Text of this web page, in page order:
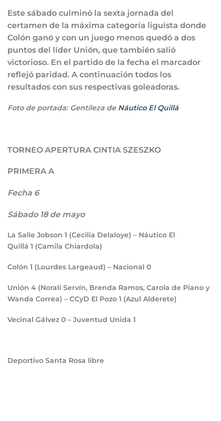
Este sábado culminó la sexta jornada del
certamen de la máxima categoría liguista donde
Colón ganó y con un juego menos quedó a dos
puntos del líder Unión, que también salió
victorioso. En el partido de la fecha el marcador
reflejó paridad. A continuación todos los
resultados con sus respectivas goleadoras.
Foto de portada: Gentileza de Náutico El Quillá
TORNEO APERTURA CINTIA SZESZKO
PRIMERA A
Fecha 6
Sábado 18 de mayo
La Salle Jobson 1 (Cecilia Delaloye) – Náutico El
Quillá 1 (Camila Chiardola)
Colón 1 (Lourdes Largeaud) – Nacional 0
Unión 4 (Noralí Servín, Brenda Ramos, Carola de Piano y
Wanda Correa) – CCyD El Pozo 1 (Azul Alderete)
Vecinal Gálvez 0 – Juventud Unida 1
Deportivo Santa Rosa libre